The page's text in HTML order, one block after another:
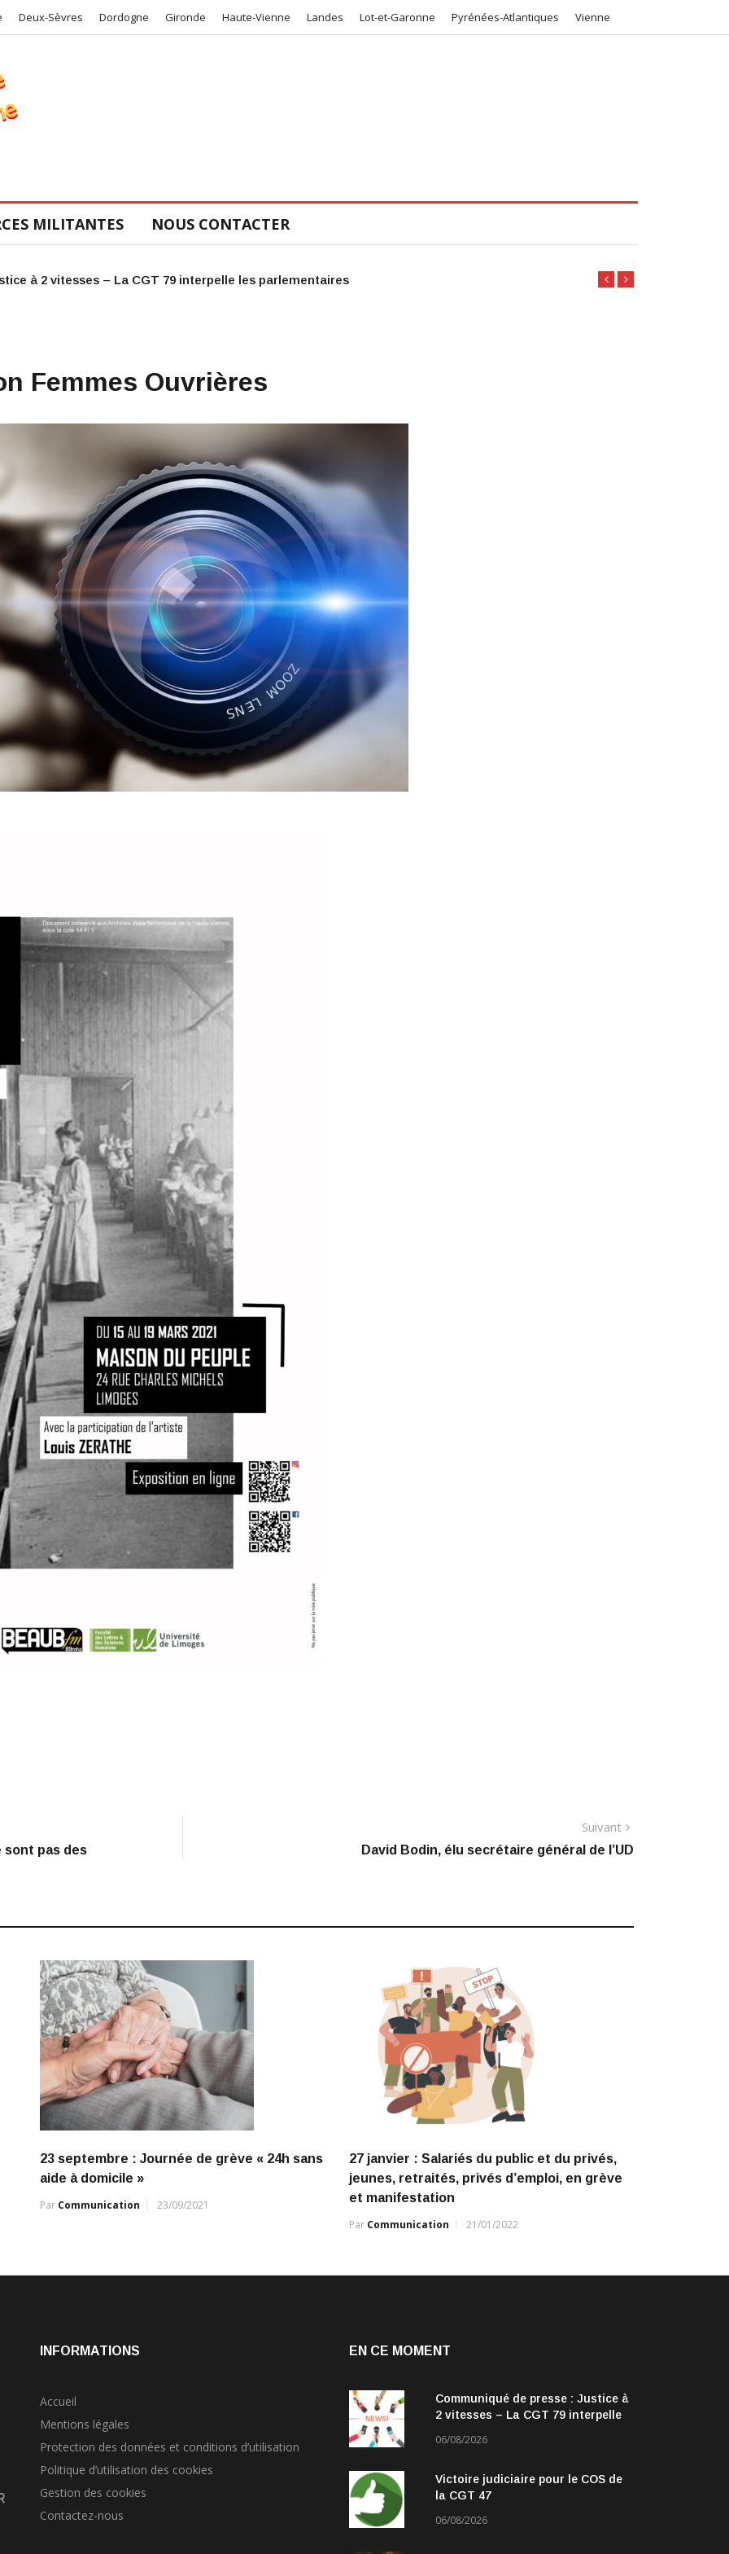
Deux-Sèvres Dordogne Gironde Haute-Vienne Landes Lot-et-Garonne Pyrénées-Atlantiques Vienne
MILITANTES NOUS CONTACTER
de la CGT 47
Femmes Ouvrières
sont pas des
Suivant
David Bodin, élu secrétaire général de l’UD
23 septembre : Journée de grève « 24h sans
aide à domicile »
Par Communication 23/09/2021
27 janvier : Salariés du public et du privés,
jeunes, retraités, privés d’emploi, en grève
et manifestation
Par Communication 21/01/2022
INFORMATIONS
Accueil
Mentions légales
Protection des données et conditions d’utilisation
Politique d’utilisation des cookies
Gestion des cookies
Contactez-nous
EN CE MOMENT
Communiqué de presse : Justice à
2 vitesses – La CGT 79 interpelle
06/08/2026
Victoire judiciaire pour le COS de
la CGT 47
06/08/2026